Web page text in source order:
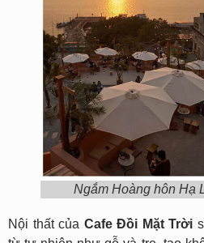
Ngắm Hoàng hôn Hạ
Nội thất của Cafe Đồi Mặt Trời